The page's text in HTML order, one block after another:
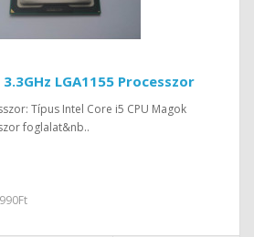
LGA1155 Processzor
Típus Intel Core i5 CPU Magok
foglalat&nb..